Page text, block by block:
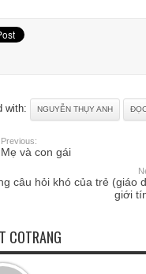
with: NGUYỄN THỤY ANH
Previous:
Mẹ và con gái
câu hỏi khó của trẻ (giáo
giới
COTRANG